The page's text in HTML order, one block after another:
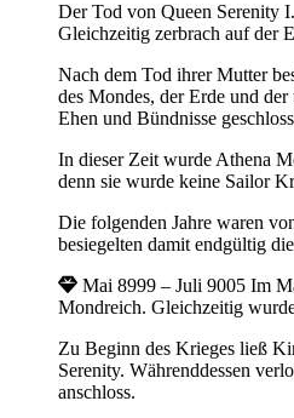
Der Tod von Queen Serenity
Gleichzeitig zerbrach auf der
Nach dem Tod ihrer Mutter
des Mondes, der Erde und
Ehen und Bündnisse
In dieser Zeit wurde Athena
denn sie wurde keine Sailor
Die folgenden Jahre waren
besiegelten damit endgültig
Mai 8999 – Juli 9005 Im
Mondreich. Gleichzeitig
Zu Beginn des Krieges ließ
Serenity. Währenddessen
anschloss.